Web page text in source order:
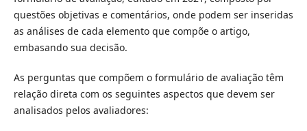
questões objetivas e comentários, onde podem ser inseridas
as análises de cada elemento que compõe o artigo,
embasando sua decisão.
As perguntas que compõem o formulário de avaliação têm
relação direta com os seguintes aspectos que devem ser
analisados pelos avaliadores: